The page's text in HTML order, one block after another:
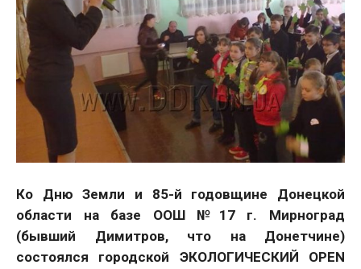
Ко Дню Земли и 85-й годовщине Донецкой
области на базе ООШ №17 г. Мирноград
(бывший Димитров, что на Донетчине)
состоялся городской ЭКОЛОГИЧЕСКИЙ OPEN